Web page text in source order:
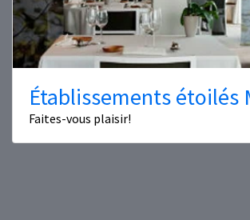
Établissements étoilés
Faites-vous plaisir!